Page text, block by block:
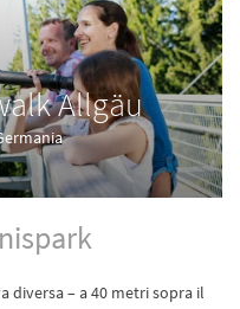
Allgäu
diversa – a 40 metri sopra il